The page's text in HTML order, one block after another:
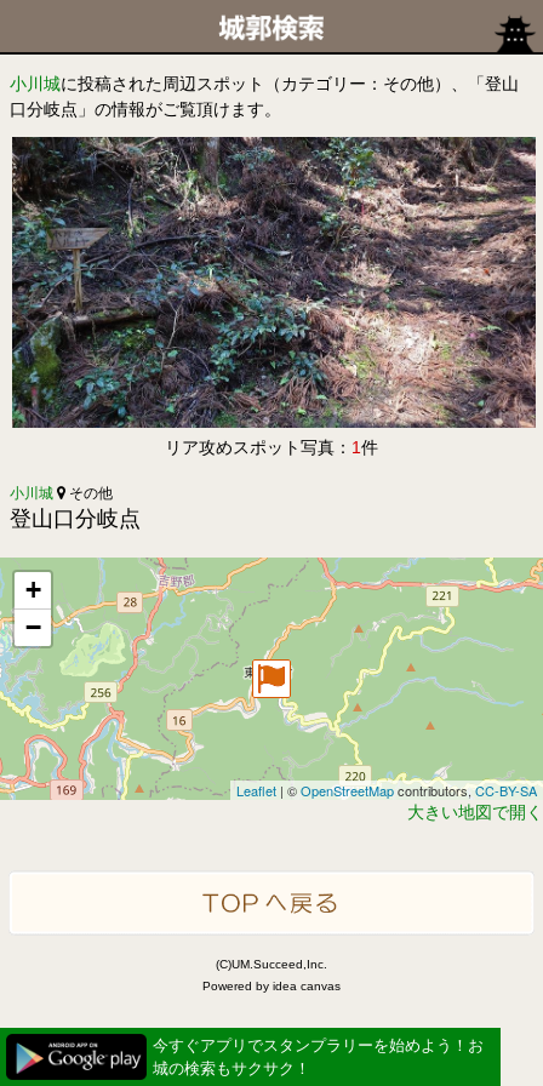
小川城に投稿された周辺スポット（カテゴリー：その他）、「登山
口分岐点」の情報がご覧頂けます。
リア攻めスポット写真： 1件
小川城 その他
登山口分岐点
+
−
Leaflet | ©OpenStreetMapcontributors,CC-BY-SA
大きい地図で開く
(C)UM.Succeed,Inc.
Powered by idea canvas
今すぐアプリでスタンプラリーを始めよう！お
城の検索もサクサク！